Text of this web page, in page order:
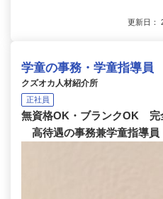
更新日：
学童の事務・学童指導員
クズオカ人材紹介所
正社員
無資格OK・ブランクOK 完
高待遇の事務兼学童指導員